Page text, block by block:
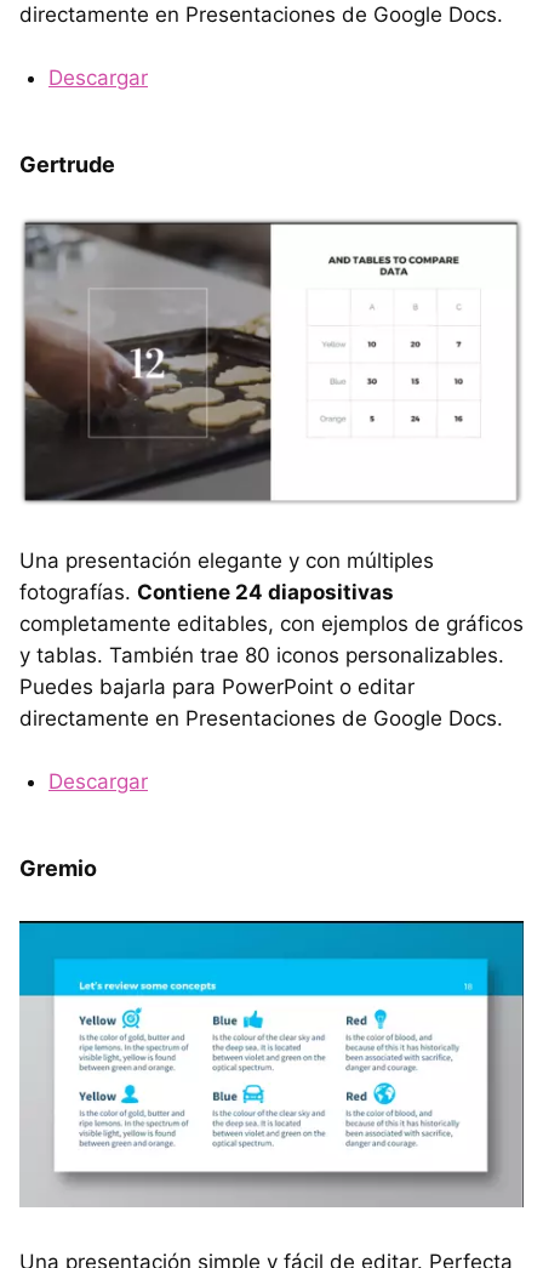
directamente en Presentaciones de Google Docs.
Descargar
Gertrude
Una presentación elegante y con múltiples
fotografías. Contiene 24 diapositivas
completamente editables, con ejemplos de gráficos
y tablas. También trae 80 iconos personalizables.
Puedes bajarla para PowerPoint o editar
directamente en Presentaciones de Google Docs.
Descargar
Gremio
Una presentación simple y fácil de editar. Perfecta